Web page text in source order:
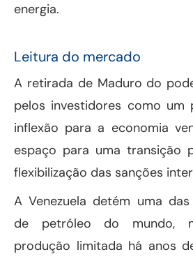
energia.
Leitura do mercado
A retirada de Maduro do
pelos investidores como um
inflexão para a economia
espaço para uma transição
flexibilização das sanções
A Venezuela detém uma
de petróleo do mundo,
produção limitada há anos